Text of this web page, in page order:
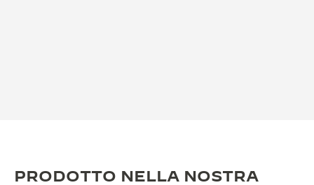
PRODOTTO NELLA NOSTRA